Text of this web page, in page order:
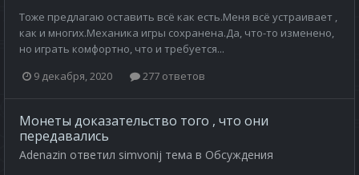
Тоже предлагаю оставить всё как есть.Меня всё устраивает ,
как и многих.Механика игры сохранена.Да, что-то изменено,
но играть комфортно, что и требуется...
9 декабря, 2020
277 ответов
Монеты доказательство того , что они
передавались
Adenazin ответил simvonij тема в Обсуждения